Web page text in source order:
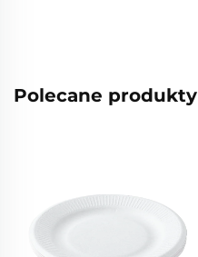
Polecane produkty